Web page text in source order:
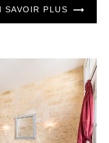
SAVOIR PLUS